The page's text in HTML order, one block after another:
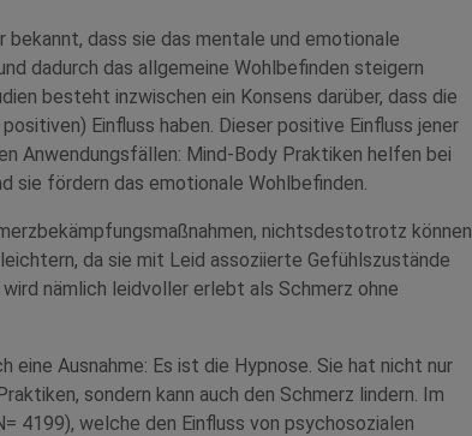
dass sie das mentale und emotionale
dadurch das allgemeine Wohlbefinden steigern
besteht inzwischen ein Konsens darüber, dass die
Einfluss haben. Dieser positive Einfluss jener
Anwendungsfällen: Mind-Body Praktiken helfen bei
sie fördern das emotionale Wohlbefinden.
nichtsdestotrotz können
da sie mit Leid assoziierte Gefühlszustände
nämlich leidvoller erlebt als Schmerz ohne
Ausnahme: Es ist die Hypnose. Sie hat nicht nur
sondern kann auch den Schmerz lindern. Im
4199), welche den Einfluss von psychosozialen